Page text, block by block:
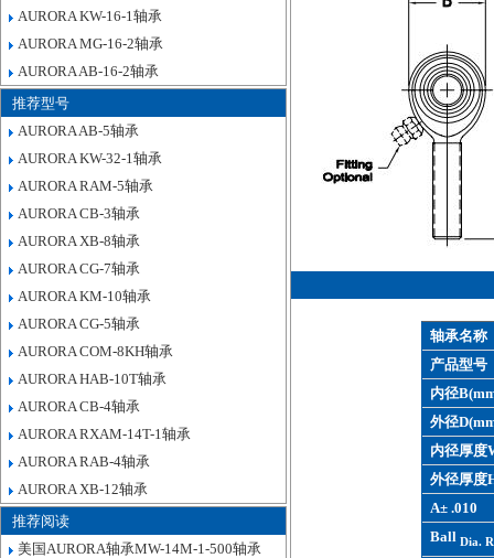
AURORA KW-16-1轴承
AURORA MG-16-2轴承
AURORA AB-16-2轴承
推荐型号
AURORA AB-5轴承
AURORA KW-32-1轴承
AURORA RAM-5轴承
AURORA CB-3轴承
AURORA XB-8轴承
AURORA CG-7轴承
AURORA KM-10轴承
AURORA CG-5轴承
AURORA COM-8KH轴承
AURORA HAB-10T轴承
AURORA CB-4轴承
AURORA RXAM-14T-1轴承
AURORA RAB-4轴承
AURORA XB-12轴承
推荐阅读
美国AURORA轴承MW-14M-1-500轴承
轴承名称
产品型号
内径
外径
内径厚度
外径厚度
A± .010
BallDia.